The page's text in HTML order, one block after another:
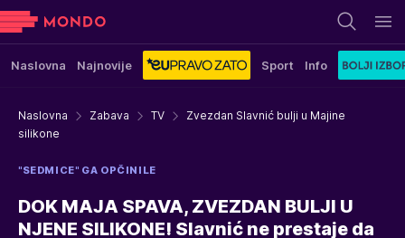
Naslovna Najnovije Sport Info
Naslovna Zabava TV
Zvezdan Slavnić bulji u Majine
silikone
"SEDMICE" GA OPČINILE
DOK MAJA SPAVA, ZVEZDAN BULJI U
NJENE SILIKONE! Slavnić ne prestaje da